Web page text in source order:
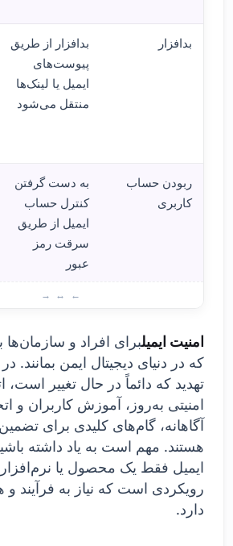
بدافزار
بدافزار از طریق
پیوست‌های
ایمیل یا لینک‌ها
منتقل می‌شود
ربودن حساب
کاربری
به دست گرفتن
کنترل حساب
ایمیل از طریق
سرقت رمز
عبور
امنیت ایمیلبرای افراد و
که در دنیای دیجیتال ایمن بمانند.
تهدید که دائماً در حال تغییر است،
امنیتی به‌روز، آموزش کاربران و
آگاهانه، گام‌های کلیدی برای
هستند. مهم است به یاد داشته
ایمیل فقط یک محصول یا
رویکردی است که نیاز به فرآیند
دارد.